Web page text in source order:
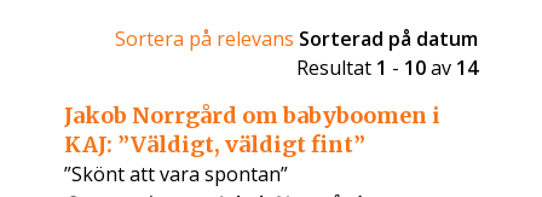
Sortera på relevans Sorterad på datum
Resultat 1 - 10av 14
Jakob Norrgård om babyboomen i
KAJ: ”Väldigt, väldigt fint”
”Skönt att vara spontan”